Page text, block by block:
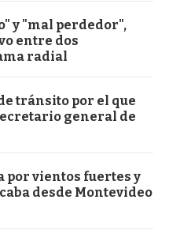
y "mal perdedor",
entre dos
radial
tránsito por el que
general de
por vientos fuertes y
desde Montevideo